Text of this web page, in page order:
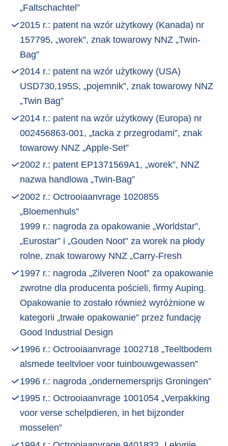
„Faltschachtel”
2015 r.: patent na wzór użytkowy (Kanada) nr
157795, „worek”, znak towarowy NNZ „Twin-
Bag”
2014 r.: patent na wzór użytkowy (USA)
USD730,195S, „pojemnik”, znak towarowy NNZ
„Twin Bag”
2014 r.: patent na wzór użytkowy (Europa) nr
002456863-001, „tacka z przegrodami”, znak
towarowy NNZ „Apple-Set”
2002 r.: patent EP1371569A1, „worek”, NNZ
nazwa handlowa „Twin-Bag”
2002 r.: Octrooiaanvrage 1020855
„Bloemenhuls”
1999 r.: nagroda za opakowanie „Worldstar”,
„Eurostar” i „Gouden Noot” za worek na płody
rolne, znak towarowy NNZ „Carry-Fresh
1997 r.: nagroda „Zilveren Noot” za opakowanie
zwrotne dla producenta pościeli, firmy Auping.
Opakowanie to zostało również wyróżnione w
kategorii „trwałe opakowanie” przez fundację
Good Industrial Design
1996 r.: Octrooiaanvrage 1002718 „Teeltbodem
alsmede teeltvloer voor tuinbouwgewassen”
1996 r.: nagroda „ondernemersprijs Groningen”
1995 r.: Octrooiaanvrage 1001054 „Verpakking
voor verse schelpdieren, in het bijzonder
mosselen”